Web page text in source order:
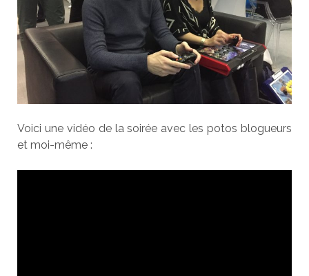
Voici une vidéo de la soirée avec les potos blogueurs
et moi-même :